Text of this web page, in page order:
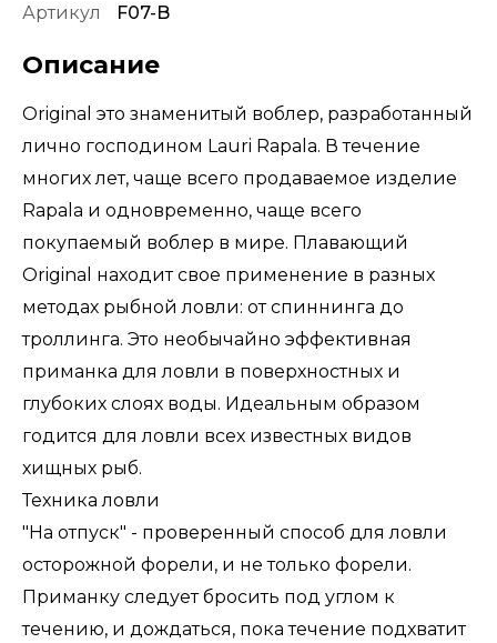
Артикул
F07-B
Описание
Original это знаменитый воблер, разработанный
лично господином Lauri Rapala. В течение
многих лет, чаще всего продаваемое изделие
Rapala и одновременно, чаще всего
покупаемый воблер в мире. Плавающий
Original находит свое применение в разных
методах рыбной ловли: от спиннинга до
троллинга. Это необычайно эффективная
приманка для ловли в поверхностных и
глубоких слоях воды. Идеальным образом
годится для ловли всех известных видов
хищных рыб.
Техника ловли
"На отпуск" - проверенный способ для ловли
осторожной форели, и не только форели.
Приманку следует бросить под углом к
течению, и дождаться, пока течение подхватит